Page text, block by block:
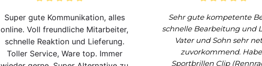
Super gute Kommunikation, alles
online. Voll freundliche Mitarbeiter,
schnelle Reaktion und Lieferung.
Toller Service, Ware top. Immer
Sehr gute kompetente
schnelle Bearbeitung und
Vater und Sohn sehr
zuvorkommend.
Sportbrillen Clip